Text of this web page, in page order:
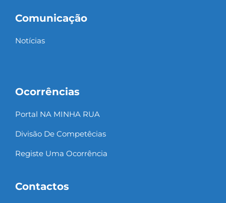
Comunicação
Notícias
Ocorrências
Portal NA MINHA RUA
Divisão De Competêcias
Registe Uma Ocorrência
Contactos